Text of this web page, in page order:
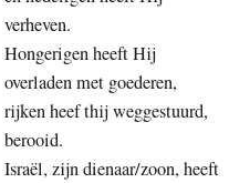
verheven.
Hongerigen heeft Hij
overladen met goederen,
rijken heef thij weggestuurd,
berooid.
Israël, zijn dienaar/zoon, heeft